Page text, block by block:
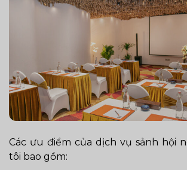
Các ưu điểm của dịch vụ sảnh hội
tôi bao gồm: